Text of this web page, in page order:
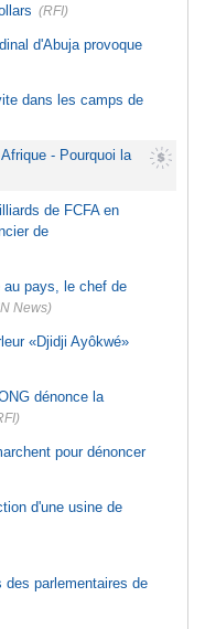
(RFI)
d'Abuja provoque
dans les camps de
- Pourquoi la
de FCFA en
de
pays, le chef de
News)
«Djidji Ayôkwé»
dénonce la
pour dénoncer
d'une usine de
des parlementaires de